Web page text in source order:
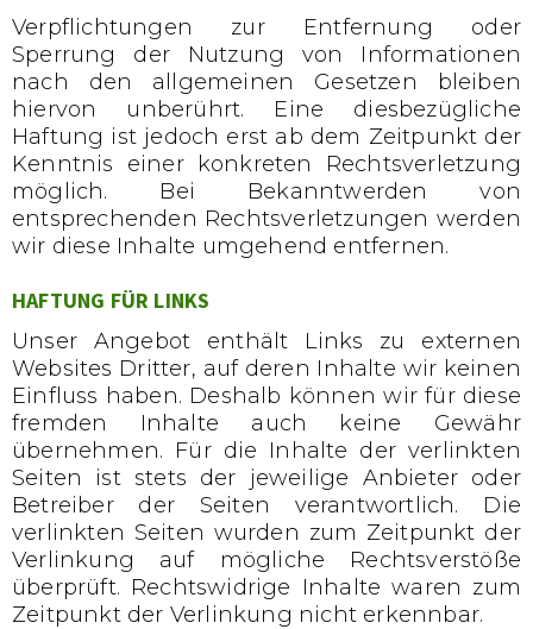
Verpflichtungen zur Entfernung oder
Sperrung der Nutzung von Informationen
nach den allgemeinen Gesetzen bleiben
hiervon unberührt. Eine diesbezügliche
Haftung ist jedoch erst ab dem Zeitpunkt der
Kenntnis einer konkreten Rechtsverletzung
möglich. Bei Bekanntwerden von
entsprechenden Rechtsverletzungen werden
wir diese Inhalte umgehend entfernen.
HAFTUNG FÜR LINKS
Unser Angebot enthält Links zu externen
Websites Dritter, auf deren Inhalte wir keinen
Einfluss haben. Deshalb können wir für diese
fremden Inhalte auch keine Gewähr
übernehmen. Für die Inhalte der verlinkten
Seiten ist stets der jeweilige Anbieter oder
Betreiber der Seiten verantwortlich. Die
verlinkten Seiten wurden zum Zeitpunkt der
Verlinkung auf mögliche Rechtsverstöße
überprüft. Rechtswidrige Inhalte waren zum
Zeitpunkt der Verlinkung nicht erkennbar.